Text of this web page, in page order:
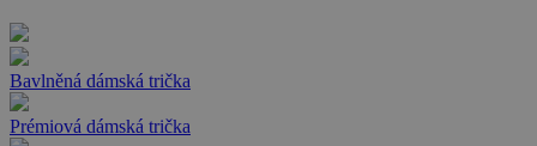
Bavlněná dámská trička
Prémiová dámská trička